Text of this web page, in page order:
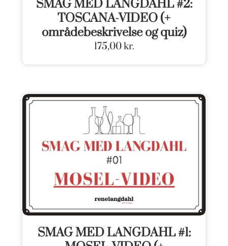
SMAG MED LANGDAHL #2:
TOSCANA-VIDEO (+
områdebeskrivelse og quiz)
175,00kr.
SMAG MED LANGDAHL #1: